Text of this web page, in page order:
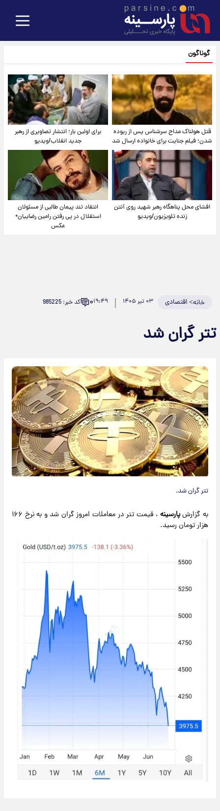
گوناگون
قتل هولناک مداح سرشناس پس از ربوده
شدن؛ فیلم جنایت برای خانواده ارسال شد
برای اولین بار؛ انتشار تصاویری از رهبر
جدید انقلاب/ویدیو
افشای محل پناهگاه‌ رهبر شهید روی آنتن
زنده تلویزیون/ویدیو
انتقاد تند پیمان طالبی از مسئولان
استقلال در پی رفتن رامین رضاییان+
عکس
خانه>اقتصادی ۰۳ تیر ۱۴۰۵ ۱۹:۴۹۰ کد خبر: 985225
تتر گران شد
تتر گران شد.
به گزارشپارسینه
، قیمت تتر در معاملات امروز گران شد و به نرخ ۱۶۶
هزار تومان رسید.